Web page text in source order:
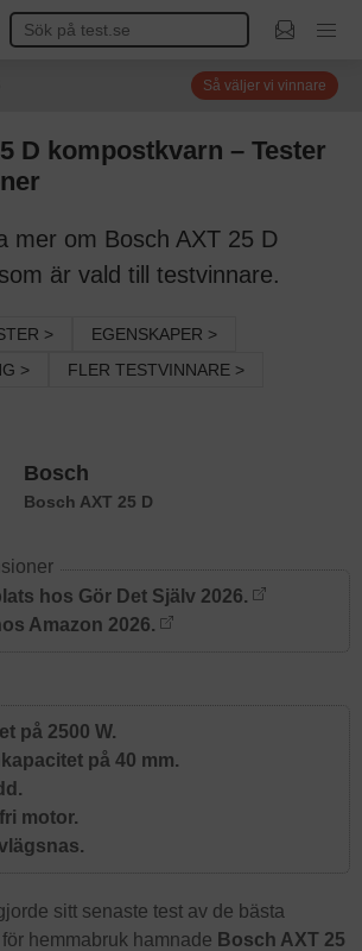
Så väljer vi vinnare
D kompostkvarn – Tester
mer om Bosch AXT 25 D
är vald till testvinnare.
>
EGENSKAPER >
>
FLER TESTVINNARE >
Bosch
Bosch AXT 25 D
hos Gör Det Själv 2026.
Amazon 2026.
på 2500 W.
på 40 mm.
motor.
sitt senaste test av de bästa
hemmabruk hamnade Bosch AXT 25